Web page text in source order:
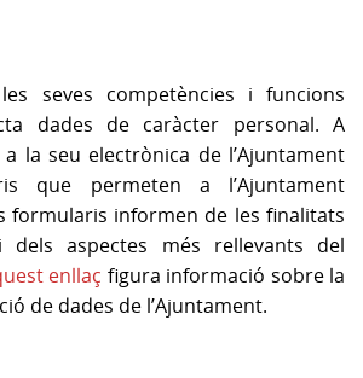
seves competències i funcions
dades de caràcter personal. A
la seu electrònica de l’Ajuntament
que permeten a l’Ajuntament
formularis informen de les finalitats
aspectes més rellevants del
enllaç figura informació sobre la
de dades de l’Ajuntament.